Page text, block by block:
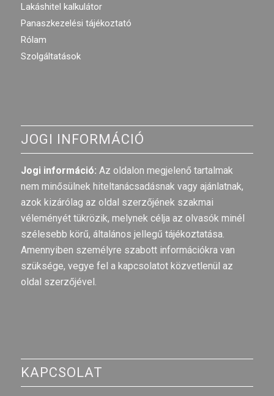
Lakáshitel kalkulátor
Panaszkezelési tájékoztató
Rólam
Szolgáltatások
JOGI INFORMÁCIÓ
Jogi információ: Az oldalon megjelenő tartalmak
nem minősülnek hiteltanácsadásnak vagy ajánlatnak,
azok kizárólag az oldal szerzőjének szakmai
véleményét tükrözik, melynek célja az olvasók minél
szélesebb körű, általános jellegű tájékoztatása.
Amennyiben személyre szabott információkra van
szüksége, vegye fel a kapcsolatot közvetlenül az
oldal szerzőjével.
KAPCSOLAT